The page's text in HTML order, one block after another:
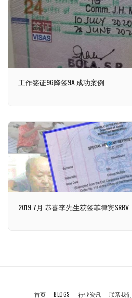
工作签证9G降签9A 成功案例
2019.7月 恭喜李先生获签菲律宾SRRV
首页 BLOGS 行业资讯 联系我们